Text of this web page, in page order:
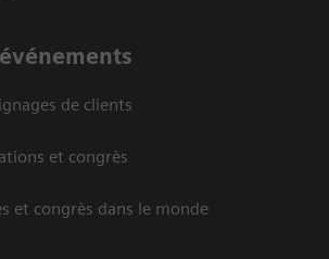
de clients
et congrès
et congrès dans le monde